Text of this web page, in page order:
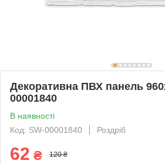
Декоративна ПВХ панель
00001840
В наявності
Код: SW-00001840
Роздріб
62 ₴ 120 ₴